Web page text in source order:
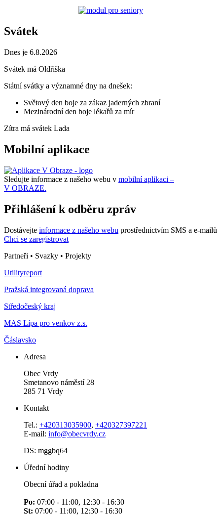
Svátek
Dnes je 6.8.2026
Svátek má Oldřiška
Státní svátky a významné dny na dnešek:
Světový den boje za zákaz jaderných zbraní
Mezinárodní den boje lékařů za mír
Zítra má svátek Lada
Mobilní aplikace
Sledujte informace z našeho webu v mobilní aplikaci –
V OBRAZE.
Přihlášení k odběru zpráv
Dostávejte informace z našeho webu prostřednictvím SMS a e-mailů
Chci se zaregistrovat
Partneři • Svazky • Projekty
Utilityreport
Pražská integrovaná doprava
Středočeský kraj
MAS Lípa pro venkov z.s.
Čáslavsko
Adresa
Obec Vrdy
Smetanovo náměstí 28
285 71 Vrdy
Kontakt
Tel.: +420313035900, +420327397221
E-mail: info@obecvrdy.cz
DS: mggbq64
Úřední hodiny
Obecní úřad a pokladna
Po: 07:00 - 11:00, 12:30 - 16:30
St: 07:00 - 11:00, 12:30 - 16:30